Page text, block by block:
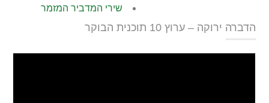
שירי המדביר המזמר
הדברה ירוקה – ערוץ 10 תוכנית הבוקר